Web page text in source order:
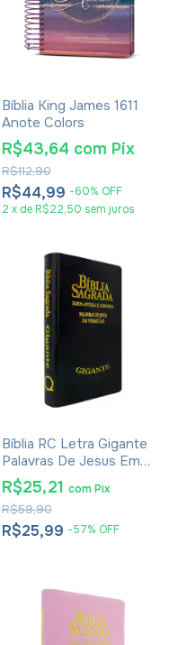
Bíblia King James 1611
Anote Colors
R$44,99 -60% OFF
R$112,90
R$43,64 com Pix
2 x de R$22,50 sem juros
Bíblia RC Letra Gigante
Palavras De Jesus Em
Vermelho Harpa E
Corinhos - Capa Luxo
Preta
R$25,99 -57% OFF
R$59,90
R$25,21 com Pix